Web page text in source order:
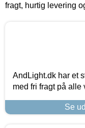
fragt, hurtig levering
AndLight.dk har et
med fri fragt på alle
Se